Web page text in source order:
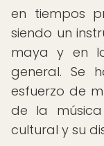
en tiempos
siendo un
maya y en
general. Se
esfuerzo de
de la
cultural y su